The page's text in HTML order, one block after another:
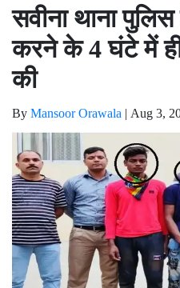
सवीना थाना
करने के 4 घंटे में ही
की
By Mansoor Orawala | Aug 3,